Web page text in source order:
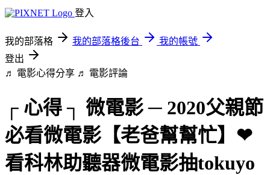
登入
我的部落格 我的部落格後台
我的帳號
登出
♬ 電影心得分享 ♬ 電影評論
┌ 心得 ┐ 微電影 ─ 2020父親節
必看微電影【老爸幫幫忙】❤
看科林助聽器微電影抽tokuyo